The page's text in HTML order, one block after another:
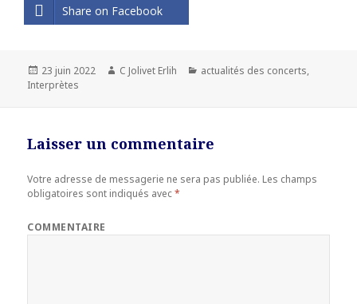
Share on Facebook
Publié
le
23 juin 2022 Auteur
C Jolivet Erlih Catégories
actualités des concerts,
Interprètes
Laisser un commentaire
Votre adresse de messagerie ne sera pas publiée. Les champs
obligatoires sont indiqués avec*
COMMENTAIRE